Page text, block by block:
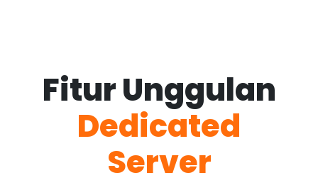
Fitur Unggulan
Dedicated
Server